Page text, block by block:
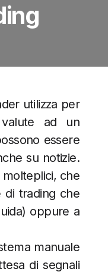
utilizza per
ad un
essere
su notizie.
che
di trading che
oppure a
manuale
di segnali